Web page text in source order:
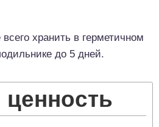
хранить в герметичном
до 5 дней.